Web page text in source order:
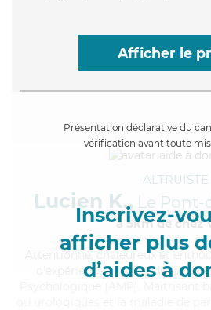
Afficher le
Présentation déclarative du
vérification avant toute
Inscrivez-
afficher plus
d’aides à
ALTRUISTE
Lucien K., Le Pont-
à 5km de chez
, chaleureux et
d'expérience et possède un